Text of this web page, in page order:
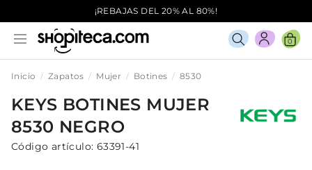
¡REBAJAS DEL 20% AL 80%!
0
Inicio Zapatos Mujer Botines 8530
KEYS BOTINES MUJER
8530 NEGRO
Código artículo: 63391-41